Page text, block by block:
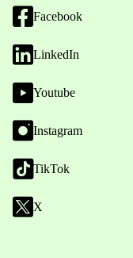
Facebook
LinkedIn
Youtube
Instagram
TikTok
X